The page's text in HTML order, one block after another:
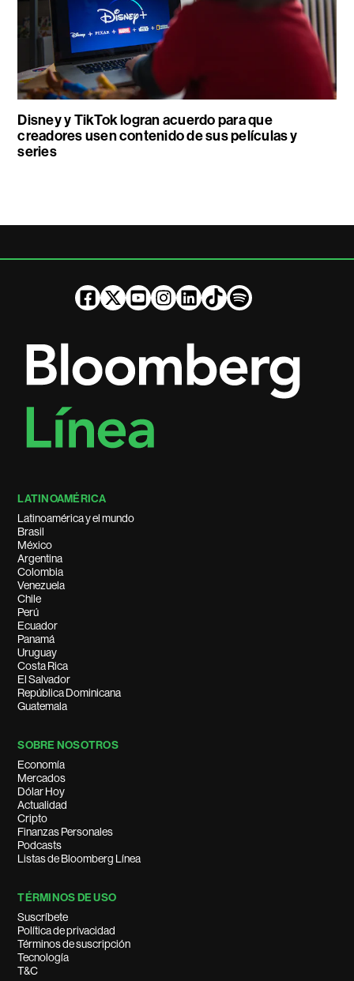
Disney y TikTok logran acuerdo para que
creadores usen contenido de sus películas y
series
LATINOAMÉRICA
Latinoamérica y el mundo
Brasil
México
Argentina
Colombia
Venezuela
Chile
Perú
Ecuador
Panamá
Uruguay
Costa Rica
El Salvador
República Dominicana
Guatemala
SOBRE NOSOTROS
Economía
Mercados
Dólar Hoy
Actualidad
Cripto
Finanzas Personales
Podcasts
Listas de Bloomberg Línea
TÉRMINOS DE USO
Suscríbete
Política de privacidad
Términos de suscripción
Tecnología
T&C